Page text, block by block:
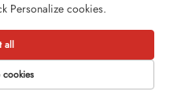
Technology Limited
sulla privacy
Personalize cookies.
cookies
all